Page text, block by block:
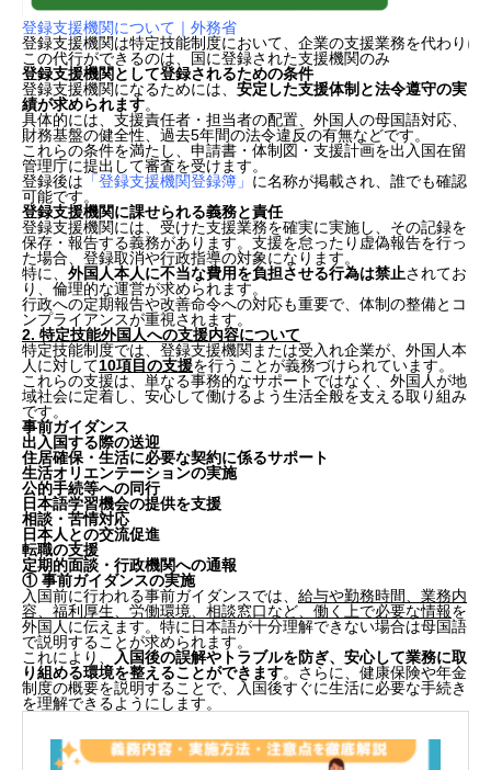
登録支援機関について｜外務省
登録支援機関は特定技能制度において、企業の支援業務を代わりに
この代行ができるのは、国に登録された支援機関のみ
登録支援機関として登録されるための条件
登録支援機関になるためには、 安定した支援体制と法令遵守の実
績が求められます。
具体的には、支援責任者・担当者の配置、外国人の母国語対応、
財務基盤の健全性、過去5年間の法令違反の有無などです。
これらの条件を満たし、申請書・体制図・支援計画を出入国在留
管理庁に提出して審査を受けます。
登録後は 「登録支援機関登録簿」 に名称が掲載され、誰でも確認
可能です。
登録支援機関に課せられる義務と責任
登録支援機関には、受けた支援業務を確実に実施し、その記録を
保存・報告する義務があります。支援を怠ったり虚偽報告を行っ
た場合、登録取消や行政指導の対象になります。
特に、 外国人本人に不当な費用を負担させる行為は禁止されてお
り、倫理的な運営が求められます。
行政への定期報告や改善命令への対応も重要で、体制の整備とコ
ンプライアンスが重視されます。
2. 特定技能外国人への支援内容について
特定技能制度では、登録支援機関または受入れ企業が、外国人本
人に対して10項目の支援を行うことが義務づけられています。
これらの支援は、単なる事務的なサポートではなく、外国人が地
域社会に定着し、安心して働けるよう生活全般を支える取り組み
です。
事前ガイダンス
出入国する際の送迎
住居確保・生活に必要な契約に係るサポート
生活オリエンテーションの実施
公的手続等への同行
日本語学習機会の提供を支援
相談・苦情対応
日本人との交流促進
転職の支援
定期的面談・行政機関への通報
① 事前ガイダンスの実施
入国前に行われる事前ガイダンスでは、 給与や勤務時間、業務内
容、福利厚生、労働環境、相談窓口など、働く上で必要な情報を
外国人に伝えます。特に日本語が十分理解できない場合は母国語
で説明することが求められます。
これにより、
入国後の誤解やトラブルを防ぎ、安心して業務に取
り組める環境を整えることができます。さらに、健康保険や年金
制度の概要を説明することで、入国後すぐに生活に必要な手続き
を理解できるようにします。